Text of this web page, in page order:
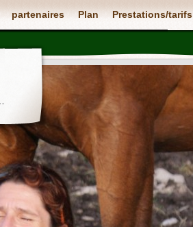
partenaires Plan Prestations/tarifs